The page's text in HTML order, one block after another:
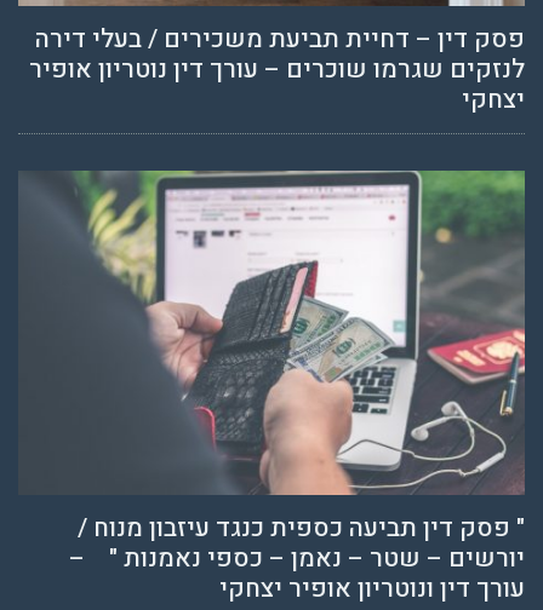
פסק דין – דחיית תביעת משכירים / בעלי דירה
לנזקים שגרמו שוכרים – עורך דין נוטריון אופיר
יצחקי
" פסק דין תביעה כספית כנגד עיזבון מנוח /
יורשים – שטר – נאמן – כספי נאמנות " –
עורך דין ונוטריון אופיר יצחקי